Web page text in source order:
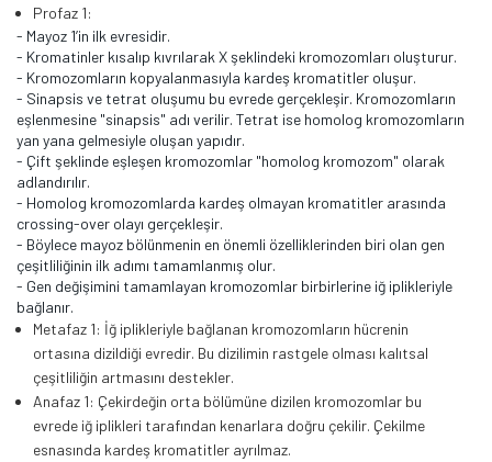
Profaz 1:
- Mayoz 1’in ilk evresidir.
- Kromatinler kısalıp kıvrılarak X şeklindeki kromozomları oluşturur.
- Kromozomların kopyalanmasıyla kardeş kromatitler oluşur.
- Sinapsis ve tetrat oluşumu bu evrede gerçekleşir. Kromozomların
eşlenmesine "sinapsis" adı verilir. Tetrat ise homolog kromozomların
yan yana gelmesiyle oluşan yapıdır.
- Çift şeklinde eşleşen kromozomlar "homolog kromozom" olarak
adlandırılır.
- Homolog kromozomlarda kardeş olmayan kromatitler arasında
crossing-over olayı gerçekleşir.
- Böylece mayoz bölünmenin en önemli özelliklerinden biri olan gen
çeşitliliğinin ilk adımı tamamlanmış olur.
- Gen değişimini tamamlayan kromozomlar birbirlerine iğ iplikleriyle
bağlanır.
Metafaz 1: İğ iplikleriyle bağlanan kromozomların hücrenin
ortasına dizildiği evredir. Bu dizilimin rastgele olması kalıtsal
çeşitliliğin artmasını destekler.
Anafaz 1: Çekirdeğin orta bölümüne dizilen kromozomlar bu
evrede iğ iplikleri tarafından kenarlara doğru çekilir. Çekilme
esnasında kardeş kromatitler ayrılmaz.